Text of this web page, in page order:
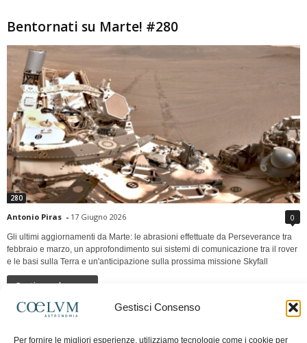
Gestisci Consenso
Per fornire le migliori esperienze, utilizziamo tecnologie come i cookie per
Bentornati su Marte! #280
280
Antonio Piras - 17 Giugno 2026 0
Gli ultimi aggiornamenti da Marte: le abrasioni effettuate da Perseverance tra
febbraio e marzo, un approfondimento sui sistemi di comunicazione tra il rover
e le basi sulla Terra e un'anticipazione sulla prossima missione Skyfall
Continua a leggere